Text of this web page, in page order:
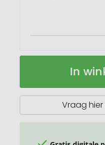
Sophia
x
Op
In
Vraag